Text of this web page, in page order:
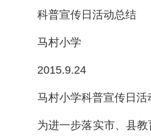
科普宣传日活动总结
马村小学
2015.9.24
马村小学科普宣传日活
为进一步落实市、县